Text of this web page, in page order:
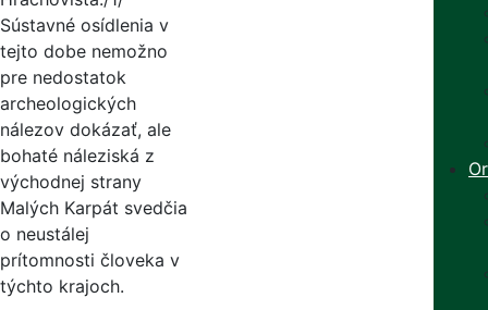
Sústavné osídlenia v
tejto dobe nemožno
pre nedostatok
archeologických
nálezov dokázať, ale
bohaté náleziská z
východnej strany
Malých Karpát svedčia
o neustálej
prítomnosti človeka v
týchto krajoch.